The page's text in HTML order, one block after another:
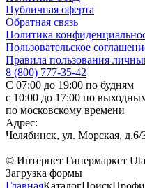
Публичная оферта
Обратная связь
Политика
Пользовательское
Правила пользования
8 (800) 777-35-42
С 07:00 до 19:00 по будням
с 10:00 до 17:00 по
по московскому времени
Адрес:
Челябинск, ул. Морская, д.6/
© Интернет Гипермаркет
Загрузка формы
ГлавнаяКаталогПоиск